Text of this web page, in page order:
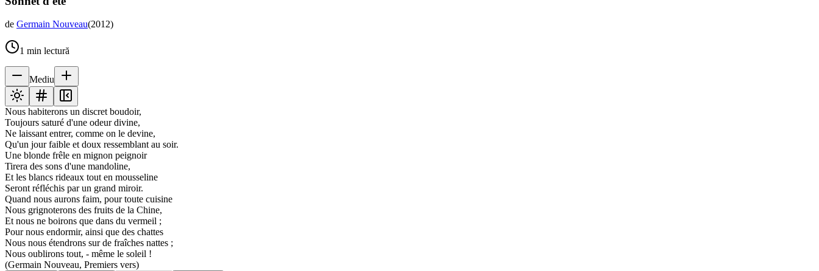
de Germain Nouveau(2012)
1 min lectură
Mediu
Nous habiterons un discret boudoir,
Toujours saturé d'une odeur divine,
Ne laissant entrer, comme on le devine,
Qu'un jour faible et doux ressemblant au soir.
Une blonde frêle en mignon peignoir
Tirera des sons d'une mandoline,
Et les blancs rideaux tout en mousseline
Seront réfléchis par un grand miroir.
Quand nous aurons faim, pour toute cuisine
Nous grignoterons des fruits de la Chine,
Et nous ne boirons que dans du vermeil ;
Pour nous endormir, ainsi que des chattes
Nous nous étendrons sur de fraîches nattes ;
Nous oublirons tout, - même le soleil !
(Germain Nouveau, Premiers vers)